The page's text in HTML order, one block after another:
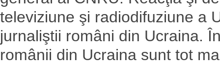
televiziune şi radiodifuziune a
jurnaliştii români din Ucraina.
românii din Ucraina sunt tot